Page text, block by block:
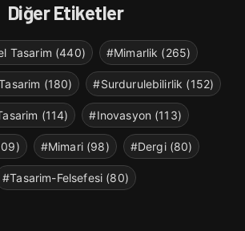
Diğer Etiketler
Tasarim (440) #Mimarlik (265)
(180) #Surdurulebilirlik (152)
(114) #Inovasyon (113)
#Mimari (98) #Dergi (80)
#Tasarim-Felsefesi (80)